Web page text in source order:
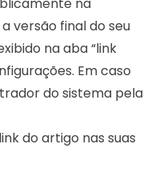
versão final do seu
na aba “link
Em caso
do sistema pela
do artigo nas suas